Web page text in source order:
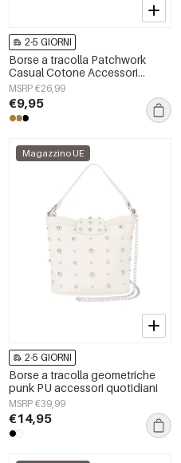
2-5 GIORNI
Borse a tracolla Patchwork
Casual Cotone Accessori
quotidiani
MSRP €26,99
€9,95
Magazzino UE
2-5 GIORNI
Borse a tracolla geometriche
punk PU accessori quotidiani
MSRP €39,99
€14,95